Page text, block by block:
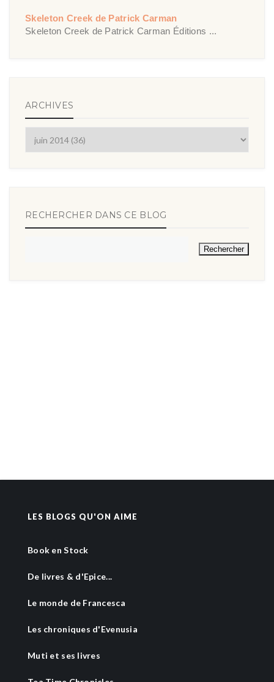
Skeleton Creek de Patrick Carman
Skeleton Creek de Patrick Carman Éditions ...
ARCHIVES
RECHERCHER DANS CE BLOG
LES BLOGS QU'ON AIME
Book en Stock
De livres & d'Epice...
Le monde de Francesca
Les chroniques d'Evenusia
Muti et ses livres